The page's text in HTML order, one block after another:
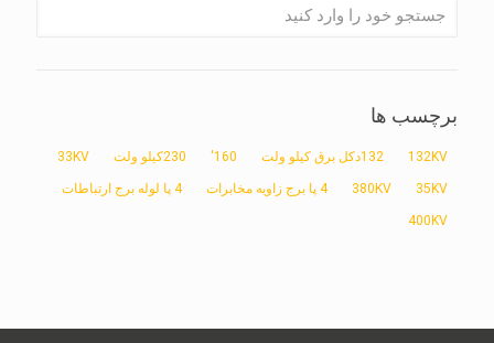
برچسب ها
132KV 132دکل برق کیلو ولت 160' 230کیلو ولت 33KV
35KV
380KV 4 پا برج زاویه مخابرات 4 پا لوله برج ارتباطات
400KV